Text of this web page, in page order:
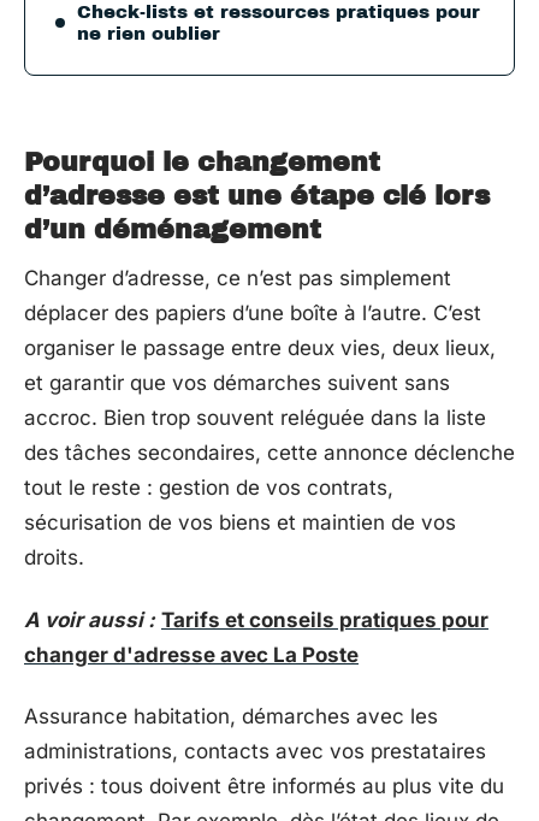
Check-lists et ressources pratiques pour
ne rien oublier
Pourquoi le changement
d’adresse est une étape clé lors
d’un déménagement
Changer d’adresse, ce n’est pas simplement
déplacer des papiers d’une boîte à l’autre. C’est
organiser le passage entre deux vies, deux lieux,
et garantir que vos démarches suivent sans
accroc. Bien trop souvent reléguée dans la liste
des tâches secondaires, cette annonce déclenche
tout le reste : gestion de vos contrats,
sécurisation de vos biens et maintien de vos
droits.
A voir aussi : Tarifs et conseils pratiques pour
changer d'adresse avec La Poste
Assurance habitation, démarches avec les
administrations, contacts avec vos prestataires
privés : tous doivent être informés au plus vite du